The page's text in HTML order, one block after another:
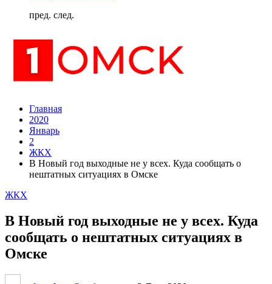
пред. след.
Главная
2020
Январь
2
ЖКХ
В Новый год выходные не у всех. Куда сообщать о
нештатных ситуациях в Омске
ЖКХ
В Новый год выходные не у всех. Куда
сообщать о нештатных ситуациях в
Омске